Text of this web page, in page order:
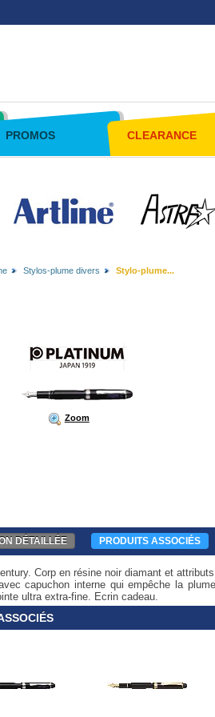
PROMOS CLEARANCE
Stylos-plume divers Stylo-plume...
Zoom
DÉTAILLÉE PRODUITS ASSOCIÉS
Corp en résine noir diamant et
capuchon interne qui empêche la
ultra extra-fine. Ecrin cadeau.